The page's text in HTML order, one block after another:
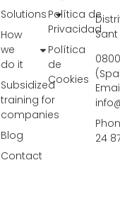
Política de
Privacidad
Política
de
Cookies
Solutions
How
we
do it
Subsidized
training for
companies
Blog
Contact
24